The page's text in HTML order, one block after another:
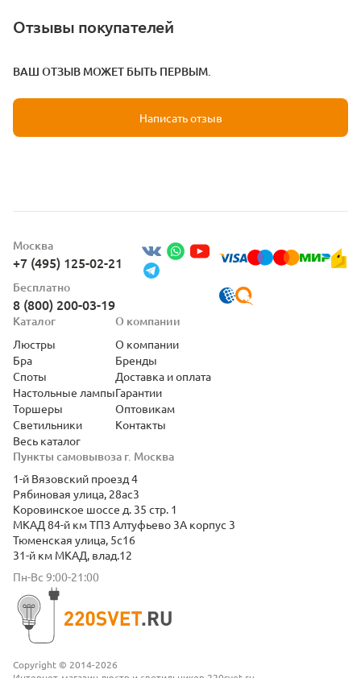
Отзывы покупателей
ВАШ ОТЗЫВ МОЖЕТ БЫТЬ ПЕРВЫМ.
Написать отзыв
Copyright © 2014-2026
Москва
+7 (495) 125-02-21
Бесплатно
8 (800) 200-03-19
Пункты самовывоза г. Москва
1-й Вязовский проезд 4
Рябиновая улица, 28ас3
Коровинское шоссе д. 35 стр. 1
МКАД 84-й км ТПЗ Алтуфьево 3А корпус 3
Тюменская улица, 5с16
31-й км МКАД, влад.12
Пн-Вс 9:00-21:00
Каталог
Люстры
Бра
Споты
Настольные лампы
Торшеры
Светильники
Весь каталог
О компании
О компании
Бренды
Доставка и оплата
Гарантии
Оптовикам
Контакты